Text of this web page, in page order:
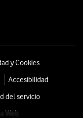
y Cookies
Accesibilidad
del servicio
Web